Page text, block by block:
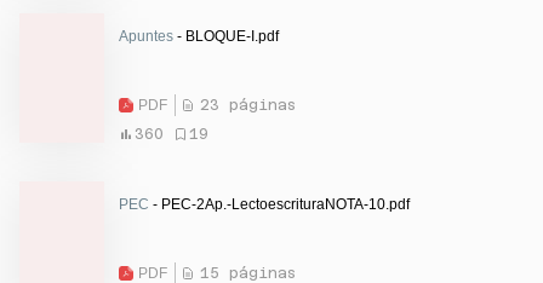
Apuntes - BLOQUE-I.pdf
PDF
23 páginas
360
19
PEC - PEC-2Ap.-LectoescrituraNOTA-10.pdf
PDF
15 páginas